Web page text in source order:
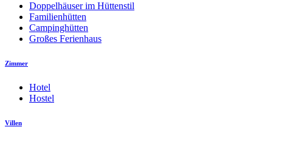
Doppelhäuser im Hüttenstil
Familienhütten
Campinghütten
Großes Ferienhaus
Zimmer
Hotel
Hostel
Villen